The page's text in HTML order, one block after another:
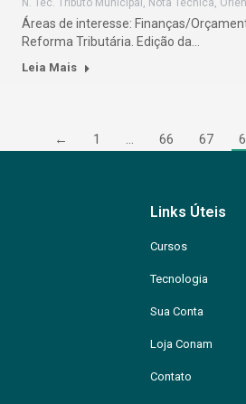
N. Tec. Tributo Municipal , Nota Técnica,
Áreas de interesse: Finanças/
Reforma Tributária. Edição da…
Leia Mais
← 1 … 66 67
Links Úteis
Cursos
Tecnologia
Sua Conta
Loja Conam
Contato